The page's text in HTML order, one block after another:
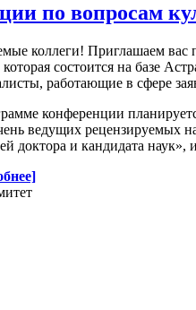
по вопросам
коллеги! Приглашаем вас
состоится на базе
работающие в сфере
конференции
ведущих рецензируемых
доктора и кандидата наук»,